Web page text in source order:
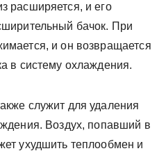
расширяется, и его
бачок. При
и он возвращается
в систему охлаждения.
служит для удаления
Воздух, попавший в
ухудшить теплообмен и